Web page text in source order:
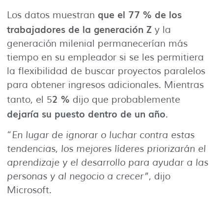
Los datos muestran que el 77 % de los
trabajadores de la generación Z y la
generación milenial permanecerían más
tiempo en su empleador si se les permitiera
la flexibilidad de buscar proyectos paralelos
para obtener ingresos adicionales. Mientras
tanto, el 52 % dijo que probablemente
dejaría su puesto dentro de un año.
“En lugar de ignorar o luchar contra estas
tendencias, los mejores líderes priorizarán el
aprendizaje y el desarrollo para ayudar a las
personas y al negocio a crecer”, dijo
Microsoft.